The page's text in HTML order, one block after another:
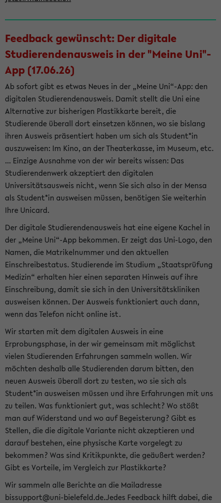
Feedback gewünscht: Der digitale
Studierendenausweis in der "Meine Uni"-
App (17.06.26)
Ab sofort gibt es etwas Neues in der „Meine Uni“-App: den
digitalen Studierendenausweis. Damit stellt die Uni eine
Alternative zur bisherigen Plastikkarte bereit, die
Studierende überall dort einsetzen können, wo sie bislang
ihren Ausweis präsentiert haben um sich als Student*in
auszuweisen: Im Kino, an der Theaterkasse, im Museum, etc.
... Einzige Ausnahme von der wir bereits wissen: Das
Studierendenwerk akzeptiert den digitalen
Universitätsausweis nicht, wenn Sie sich also in der Mensa
als Student*in ausweisen müssen, benötigen Sie weiterhin
Ihre Unicard.
Der digitale Studierendenausweis hat eine eigene Kachel in
der „Meine Uni“-App bekommen. Er zeigt das Uni-Logo, den
Namen, die Matrikelnummer und den aktuellen
Einschreibestatus. Studierende im Studium „Staatsprüfung
Medizin“ erhalten hier einen separaten Hinweis auf ihre
Einschreibung, damit sie sich in den Universitätskliniken
ausweisen können. Der Ausweis funktioniert auch dann,
wenn das Telefon nicht online ist.
Wir starten mit dem digitalen Ausweis in eine
Erprobungsphase, in der wir gemeinsam mit möglichst
vielen Studierenden Erfahrungen sammeln wollen. Wir
möchten deshalb alle Studierenden darum bitten, den
neuen Ausweis überall dort zu testen, wo sie sich als
Student*in ausweisen müssen und ihre Erfahrungen mit uns
zu teilen. Was funktioniert gut, was schlecht? Wo stößt
man auf Widerstand und wo auf Begeisterung? Gibt es
Stellen, die die digitale Variante nicht akzeptieren und
darauf bestehen, eine physische Karte vorgelegt zu
bekommen? Was sind Kritikpunkte, die geäußert werden?
Gibt es Vorteile, im Vergleich zur Plastikkarte?
Wir sammeln alle Berichte an die Mailadresse
bissupport@uni-bielefeld.de.Jedes Feedback hilft dabei, die